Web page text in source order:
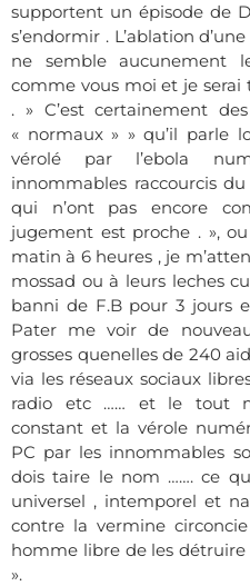
supportent un épisode de
s’endormir . L’ablation
ne semble aucunement
comme vous moi et je
. » C’est certainement
« normaux » » qu’il parle
vérolé par l’ebola
innommables raccourcis
qui n’ont pas encore
jugement est proche . »,
matin à 6 heures , je
mossad ou à leurs leches
banni de F.B pour 3 jours
Pater me voir de
grosses quenelles de 240
via les réseaux sociaux
radio etc …… et le tout
constant et la vérole
PC par les innommables
dois taire le nom ……. ce
universel , intemporel et
contre la vermine
homme libre de les
».